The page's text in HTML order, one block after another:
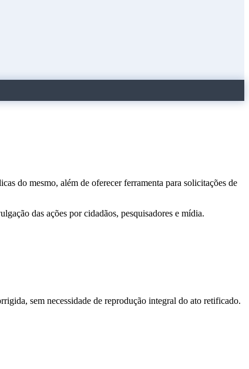
do mesmo, além de oferecer ferramenta para solicitações de
das ações por cidadãos, pesquisadores e mídia.
sem necessidade de reprodução integral do ato retificado.